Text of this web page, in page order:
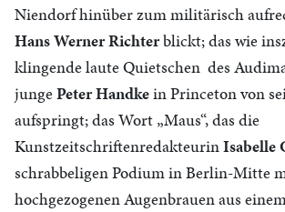
Niendorf hinüber zum militärisch
Hans Werner Richterblickt;das wie
klingende laute Quietschen des
jungePeter Handkein Princeton von
aufspringt; das Wort „Maus“, das die
KunstzeitschriftenredakteurinIsabelle
schrabbeligen Podium in Berlin-Mitte
hochgezogenen Augenbrauen aus